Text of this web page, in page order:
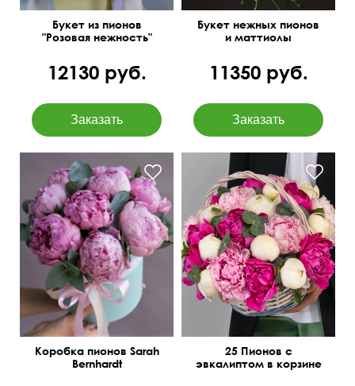
Букет из пионов
"Розовая нежность"
12130 руб.
Букет нежных пионов
и маттиолы
11350 руб.
Количество цветов в
букете можно изменить.
Коробка пионов Sarah
Bernhardt
25 Пионов с
эвкалиптом в корзине